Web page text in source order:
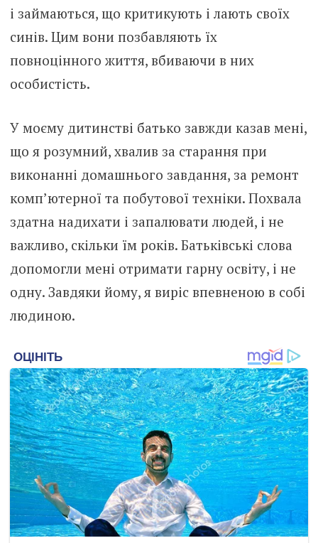
і займаються, що критикують і лають своїх
синів. Цим вони позбавляють їх
повноцінного життя, вбиваючи в них
особистість.
У моєму дитинстві батько завжди казав мені,
що я розумний, хвалив за старання при
виконанні домашнього завдання, за ремонт
комп’ютерної та побутової техніки. Похвала
здатна надихати і запалювати людей, і не
важливо, скільки їм років. Батьківські слова
допомогли мені отримати гарну освіту, і не
одну. Завдяки йому, я виріс впевненою в собі
людиною.